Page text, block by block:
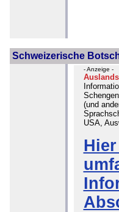
Schweizerische
- Anzeige -
(und
USA,